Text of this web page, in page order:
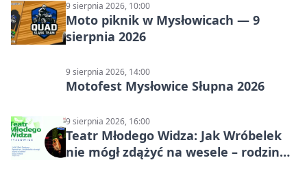
9 sierpnia 2026, 10:00
Moto piknik w Mysłowicach — 9
sierpnia 2026
9 sierpnia 2026, 14:00
Motofest Mysłowice Słupna 2026
9 sierpnia 2026, 16:00
Teatr Młodego Widza: Jak Wróbelek
nie mógł zdążyć na wesele – rodzinny